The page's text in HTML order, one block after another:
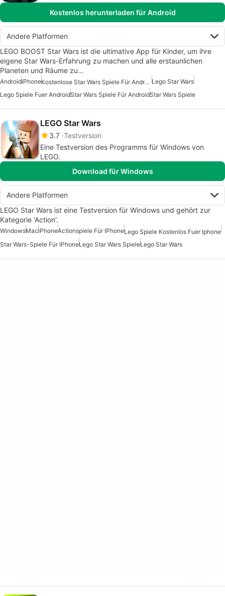
Kostenlos herunterladen für Android
Andere Platformen
LEGO BOOST Star Wars ist die ultimative App für Kinder, um ihre
eigene Star Wars-Erfahrung zu machen und alle erstaunlichen
Planeten und Räume zu…
AndroidiPhone Kostenlose Star Wars Spiele Für Android Lego Star Wars
Lego Spiele Fuer AndroidStar Wars Spiele Für AndroidStar Wars Spiele
LEGO Star Wars
3.7 Testversion
Eine Testversion des Programms für Windows von
LEGO.
Download für Windows
Andere Platformen
LEGO Star Wars ist eine Testversion für Windows und gehört zur
Kategorie 'Action'.
WindowsMaciPhoneActionspiele Für IPhoneLego Spiele Kostenlos Fuer Iphone
Star Wars-Spiele Für IPhoneLego Star Wars SpieleLego Star Wars